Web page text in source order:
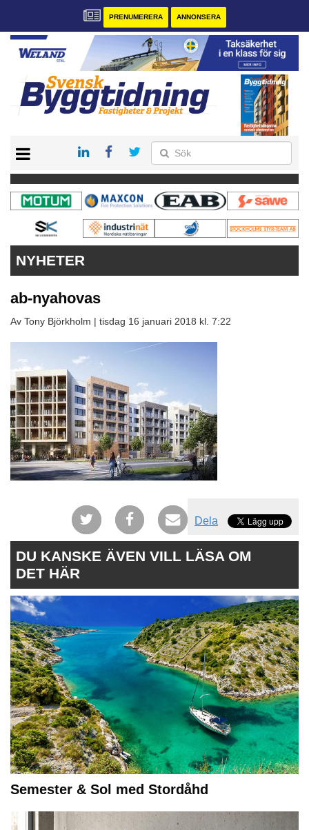
PRENUMERERA ANNONSERA
PRENUMERERA
VÅRA ANDRA MAGASIN
ANNONSERA
NYHETER
ab-nyahovas
Av Tony Björkholm | tisdag 16 januari 2018 kl. 7:22
Dela
DU KANSKE ÄVEN VILL LÄSA OM
DET HÄR
Semester & Sol med Stordåhd